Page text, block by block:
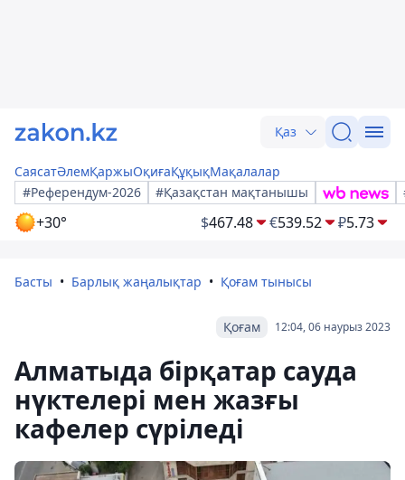
Қаз
СаясатӘлемҚаржыОқиғаҚұқықМақалалар
#Референдум-2026
#Қазақстан мақтанышы
+30° $467.48 €539.52 ₽5.73
Басты Барлық жаңалықтар Қоғам тынысы
12:04, 06 наурыз 2023
Қоғам
Алматыда бірқатар сауда
нүктелері мен жазғы
кафелер сүріледі